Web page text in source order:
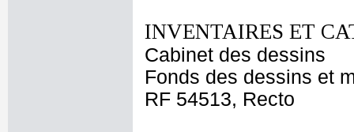
INVENTAIRES ET
Cabinet des dessins
Fonds des dessins et
RF 54513, Recto